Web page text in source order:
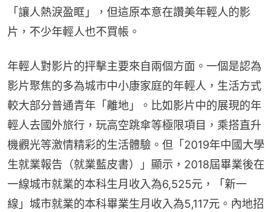
「讓人熱淚盈眶」，但這原本意在讚美年輕人的影
片，不少年輕人也不買帳。
年輕人對影片的抨擊主要來自兩個方面。一個是認為
影片聚焦的多為城市中小康家庭的年輕人，生活方式
較大部分普通青年「離地」。比如影片中的展現的年
輕人去國外旅行，玩高空跳傘等極限項目，乘搭直升
機觀光等激情精彩的生活體驗。但「2019年中國大學
生就業報告（就業藍皮書）」顯示，2018屆畢業後在
一線城市就業的本科生月收入為6,525元，「新一
線」城市就業的本科畢業生月收入為5,117元。內地招